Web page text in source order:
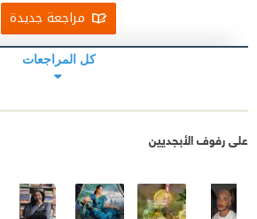
مراجعة جديدة
كل المراجعات
على رفوف الأبجديين